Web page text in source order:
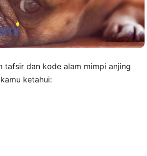
tafsir dan kode alam mimpi anjing
ketahui: